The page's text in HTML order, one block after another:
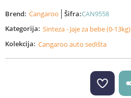
Brend: Cangaroo Šifra:CAN9558
Kategorija: Sinteza - Jaje za bebe (0-13kg)
Kolekcija: Cangaroo auto sedišta